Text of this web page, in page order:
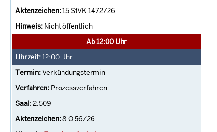
15 StVK 1472/26
Nicht öffentlich
Ab 12:00 Uhr
12:00 Uhr
Verkündungstermin
Prozessverfahren
2.509
8 O 56/26